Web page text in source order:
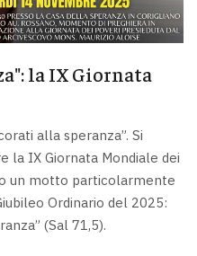
la IX Giornata
alla speranza”. Si
la IX Giornata Mondiale dei
un motto particolarmente
Ordinario del 2025:
(Sal 71,5).